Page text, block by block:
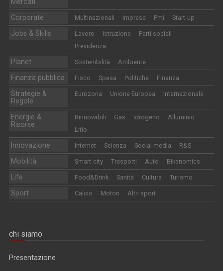
Mercati
Corporate Multinazionali Imprese Pmi Start-up
Jobs & Skills Lavoro Istruzione
Parti sociali
Previdenza
Planet Sostenibilità Ambiente
Finanza pubblica Fisco Spesa Politiche Finanza
Strategie &
Regole
Eurozona Unione Europea Internazionale
Energie &
Risorse
Rinnovabili Gas Idrogeno
Alluminio
Litio
Innovazione Internet Scienza Social media R&S
Mobilità Smart-city Trasporti Auto Bikenomics
Life Food&Drink Sanità Cultura Turismo
Sport Calcio Motori Altri sport
chi siamo
Presentazione